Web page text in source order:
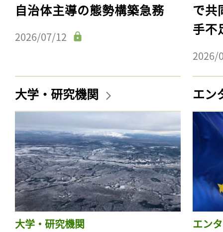
自治体主導の態勢構築急務
2026/07/12
で共
手不
2026/
大学・研究機関
大学・研究機関
エン
エン